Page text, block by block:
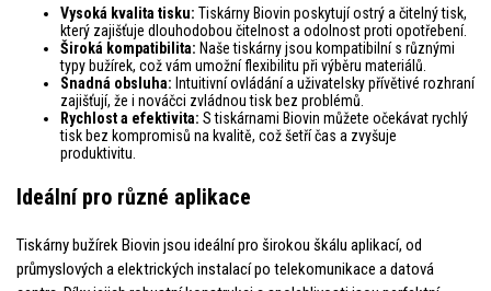
Vysoká kvalita tisku: Tiskárny Biovin poskytují ostrý a čitelný tisk,
který zajišťuje dlouhodobou čitelnost a odolnost proti opotřebení.
Široká kompatibilita: Naše tiskárny jsou kompatibilní s různými
typy bužírek, což vám umožní flexibilitu při výběru materiálů.
Snadná obsluha: Intuitivní ovládání a uživatelsky přívětivé rozhraní
zajišťují, že i nováčci zvládnou tisk bez problémů.
Rychlost a efektivita: S tiskárnami Biovin můžete očekávat rychlý
tisk bez kompromisů na kvalitě, což šetří čas a zvyšuje
produktivitu.
Ideální pro různé aplikace
Tiskárny bužírek Biovin jsou ideální pro širokou škálu aplikací, od
průmyslových a elektrických instalací po telekomunikace a datová